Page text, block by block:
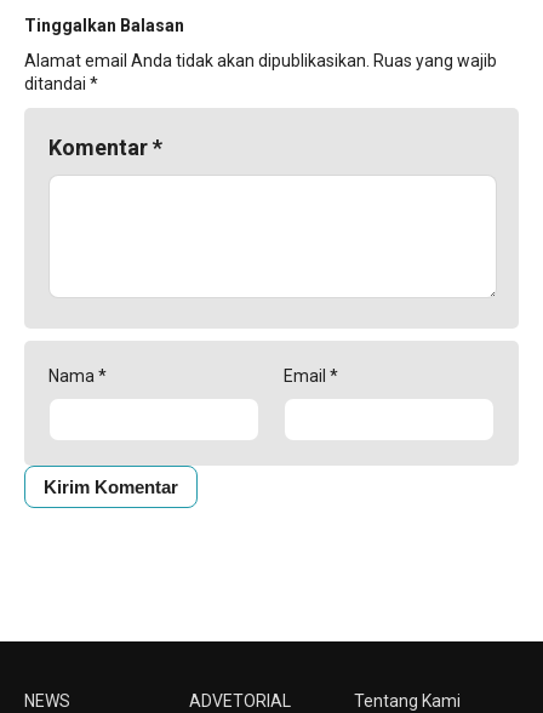
Tinggalkan Balasan
Alamat email Anda tidak akan dipublikasikan. Ruas yang wajib
ditandai *
Komentar*
Nama * Email *
NEWS ADVETORIAL Tentang Kami